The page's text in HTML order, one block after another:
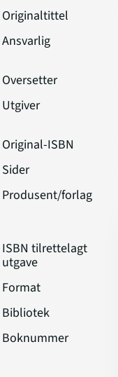
Originaltittel
Ansvarlig
Oversetter
Utgiver
Original-ISBN
Sider
Produsent/forlag
ISBN tilrettelagt
utgave
Format
Bibliotek
Boknummer